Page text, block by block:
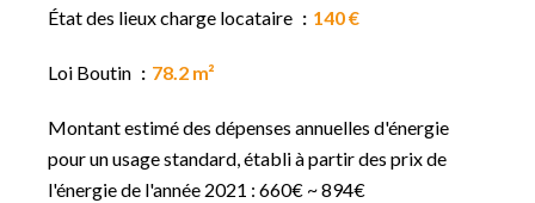
État des lieux charge locataire 140 €
Loi Boutin 78.2 m²
Montant estimé des dépenses annuelles d'énergie
pour un usage standard, établi à partir des prix de
l'énergie de l'année 2021 : 660€ ~ 894€